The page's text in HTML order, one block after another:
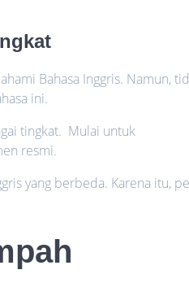
Bahasa Inggris. Namun,
ini.
tingkat. Mulai untuk
resmi.
yang berbeda. Karena itu,